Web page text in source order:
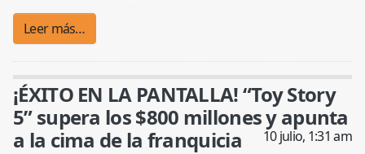
Leer más…
¡ÉXITO EN LA PANTALLA! “Toy Story
5” supera los $800 millones y apunta
a la cima de la franquicia
10 julio, 1:31 am